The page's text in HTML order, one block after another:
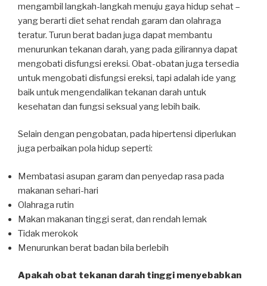
mengambil langkah-langkah menuju gaya hidup sehat –
yang berarti diet sehat rendah garam dan olahraga
teratur. Turun berat badan juga dapat membantu
menurunkan tekanan darah, yang pada gilirannya dapat
mengobati disfungsi ereksi. Obat-obatan juga tersedia
untuk mengobati disfungsi ereksi, tapi adalah ide yang
baik untuk mengendalikan tekanan darah untuk
kesehatan dan fungsi seksual yang lebih baik.
Selain dengan pengobatan, pada hipertensi diperlukan
juga perbaikan pola hidup seperti:
Membatasi asupan garam dan penyedap rasa pada
makanan sehari-hari
Olahraga rutin
Makan makanan tinggi serat, dan rendah lemak
Tidak merokok
Menurunkan berat badan bila berlebih
Apakah obat tekanan darah tinggi menyebabkan